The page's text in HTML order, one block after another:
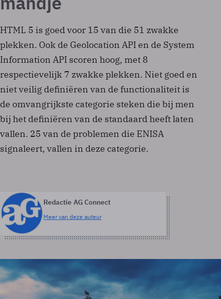
HTML 5 is goed voor 15 van die 51 zwakke
plekken. Ook de Geolocation API en de System
Information API scoren hoog, met 8
respectievelijk 7 zwakke plekken. Niet goed en
niet veilig definiëren van de functionaliteit is
de omvangrijkste categorie steken die bij men
bij het definiëren van de standaard heeft laten
vallen. 25 van de problemen die ENISA
signaleert, vallen in deze categorie.
Redactie AG Connect
Meer van deze auteur